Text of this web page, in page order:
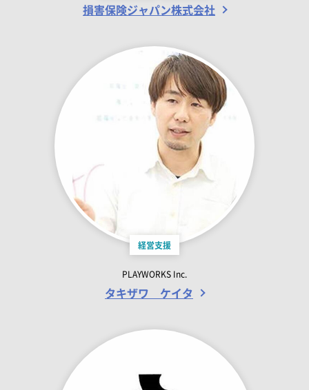
損害保険ジャパン株式会社
経営支援
PLAYWORKS Inc.
タキザワ ケイタ